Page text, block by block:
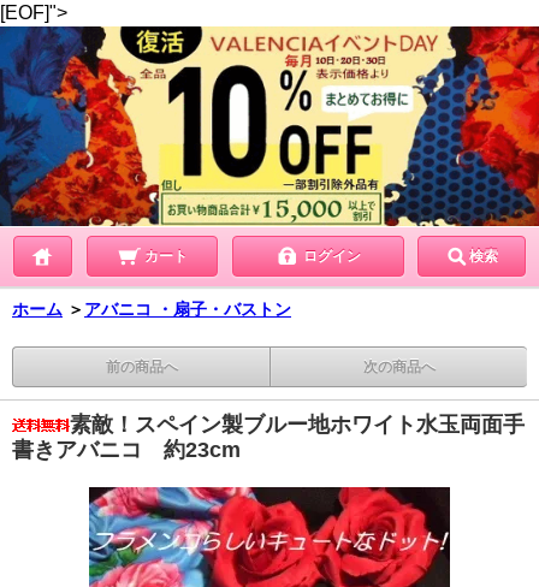
[EOF]">
カート ログイン 検索
ホーム ＞ アバニコ ・扇子・バストン
前の商品へ 次の商品へ
素敵！スペイン製ブルー地ホワイト水玉両面手
書きアバニコ 約23cm